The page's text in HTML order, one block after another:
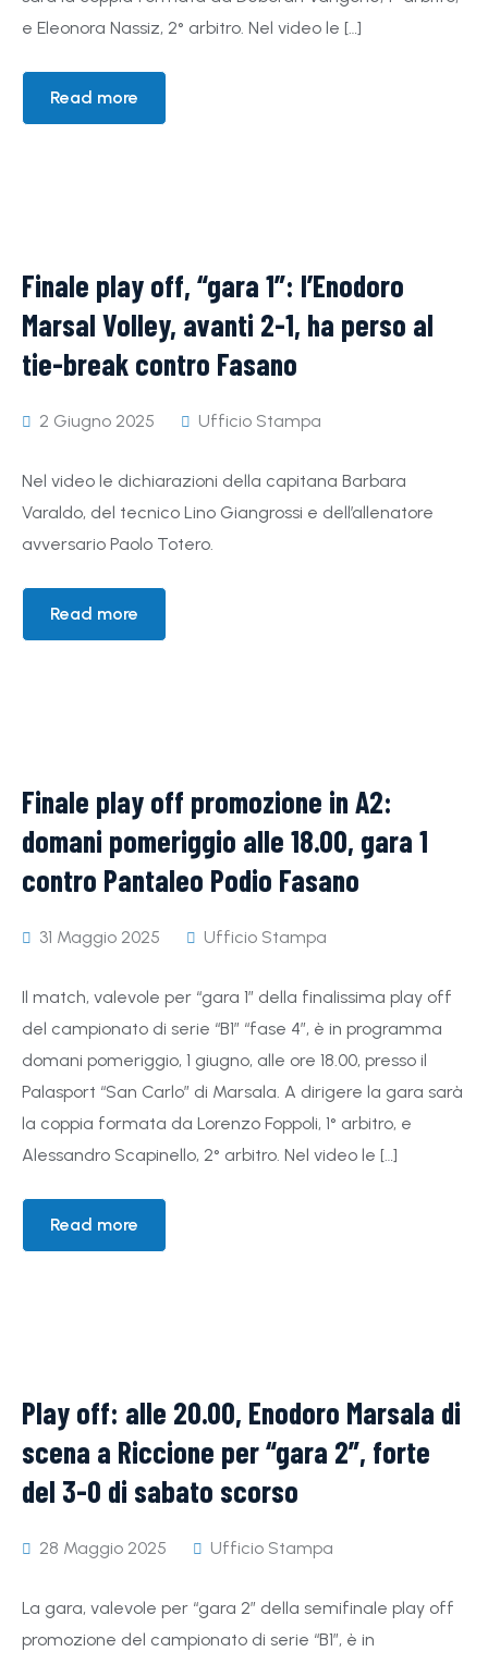
e Eleonora Nassiz, 2° arbitro. Nel video le […]
Read more
Finale play off, “gara 1”: l’Enodoro
Marsal Volley, avanti 2-1, ha perso al
tie-break contro Fasano
2 Giugno 2025 Ufficio Stampa
Nel video le dichiarazioni della capitana Barbara
Varaldo, del tecnico Lino Giangrossi e dell’allenatore
avversario Paolo Totero.
Read more
Finale play off promozione in A2:
domani pomeriggio alle 18.00, gara 1
contro Pantaleo Podio Fasano
31 Maggio 2025 Ufficio Stampa
Il match, valevole per “gara 1” della finalissima play off
del campionato di serie “B1″ “fase 4”, è in programma
domani pomeriggio, 1 giugno, alle ore 18.00, presso il
Palasport “San Carlo” di Marsala. A dirigere la gara sarà
la coppia formata da Lorenzo Foppoli, 1° arbitro, e
Alessandro Scapinello, 2° arbitro. Nel video le […]
Read more
Play off: alle 20.00, Enodoro Marsala di
scena a Riccione per “gara 2”, forte
del 3-0 di sabato scorso
28 Maggio 2025 Ufficio Stampa
La gara, valevole per “gara 2” della semifinale play off
promozione del campionato di serie “B1”, è in